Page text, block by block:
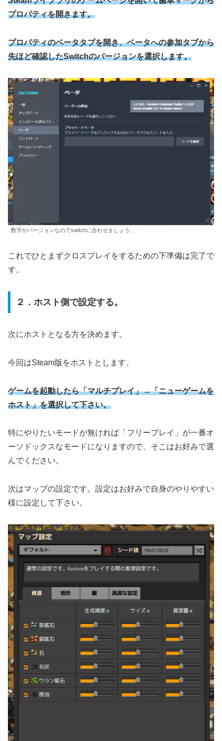
プロパティを開きます。
プロパティのベータタブを開き、ベータへの参加タブから
先ほど確認したSwitchのバージョンを選択します。
数字がバージョンなのでswitchに合わせましょう。
これでひとまずクロスプレイをするための下準備は完了で
す。
２．ホスト側で設定する。
次にホストとなる方を決めます。
今回はSteam版をホストとします。
ゲームを起動したら「マルチプレイ」→「ニューゲームを
ホスト」を選択して下さい。
特にやりたいモードが無ければ「フリープレイ」が一番オ
ーソドックスなモードになりますので、そこはお好みで選
んでください。
次はマップの設定です。設定はお好みで自身のやりやすい
様に設定して下さい。